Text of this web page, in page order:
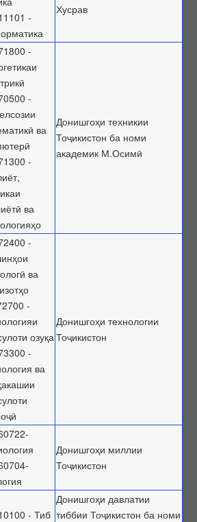
-
Хусрав
-
-
ва
-
ва
Донишгоҳи техникии
Тоҷикистон ба номи
академик М.Осимӣ
-
ва
-
озуқа
-
ва
Донишгоҳи технологии
Тоҷикистон
Донишгоҳи миллии
Тоҷикистон
- Тиб
Донишгоҳи давлатии
тиббии Тоҷикистон ба номи